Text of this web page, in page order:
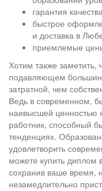
гарантия
быстрое
и доставка в
приемлемые
Хотим также заметить,
подавляющем
затратной, чем
Ведь в современном,
наивысшей ценностью
работник, способный
тенденциях.
удовлетворить
можете купить диплом
сохранив ваше время,
незамедлительно